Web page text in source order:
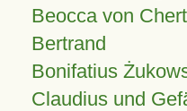
Beocca von
Bertrand
Bonifatius
Claudius und